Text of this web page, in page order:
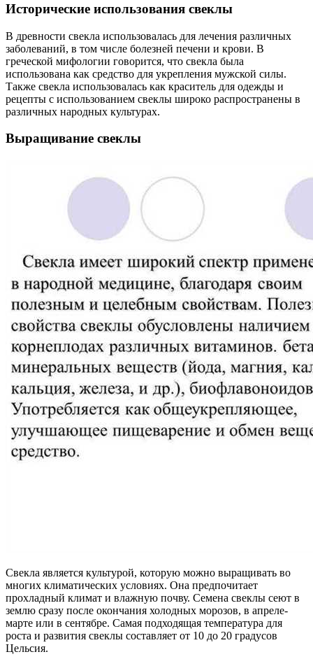
Исторические использования свеклы
В древности свекла использовалась для лечения различных
заболеваний, в том числе болезней печени и крови. В
греческой мифологии говорится, что свекла была
использована как средство для укрепления мужской силы.
Также свекла использовалась как краситель для одежды и
рецепты с использованием свеклы широко распространены в
различных народных культурах.
Выращивание свеклы
Свекла является культурой, которую можно выращивать во
многих климатических условиях. Она предпочитает
прохладный климат и влажную почву. Семена свеклы сеют в
землю сразу после окончания холодных морозов, в апреле-
марте или в сентябре. Самая подходящая температура для
роста и развития свеклы составляет от 10 до 20 градусов
Цельсия.